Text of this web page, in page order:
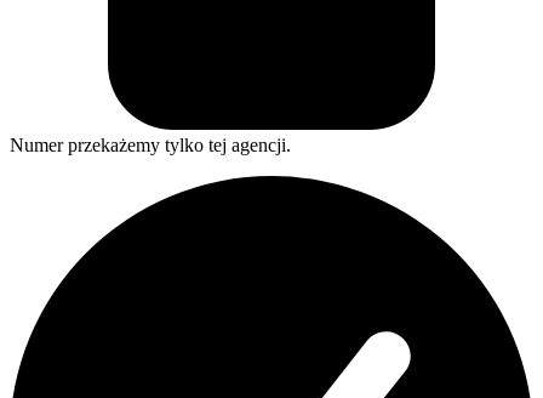
Numer przekażemy tylko tej agencji.